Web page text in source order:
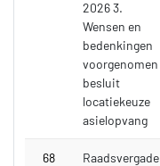
2026 3.
Wensen en
bedenkingen
voorgenomen
besluit
locatiekeuze
asielopvang
68
Raadsvergade